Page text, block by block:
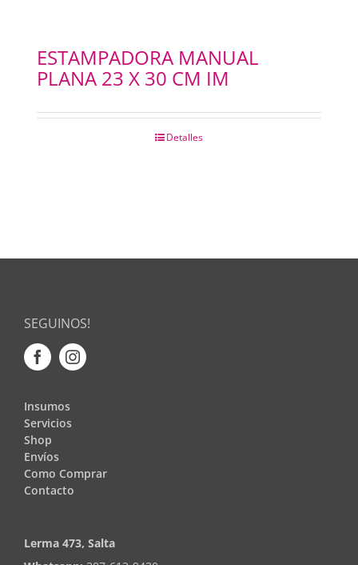
ESTAMPADORA MANUAL
PLANA 23 X 30 CM IM
Detalles
SEGUINOS!
Insumos
Servicios
Shop
Envíos
Como Comprar
Contacto
Lerma 473, Salta